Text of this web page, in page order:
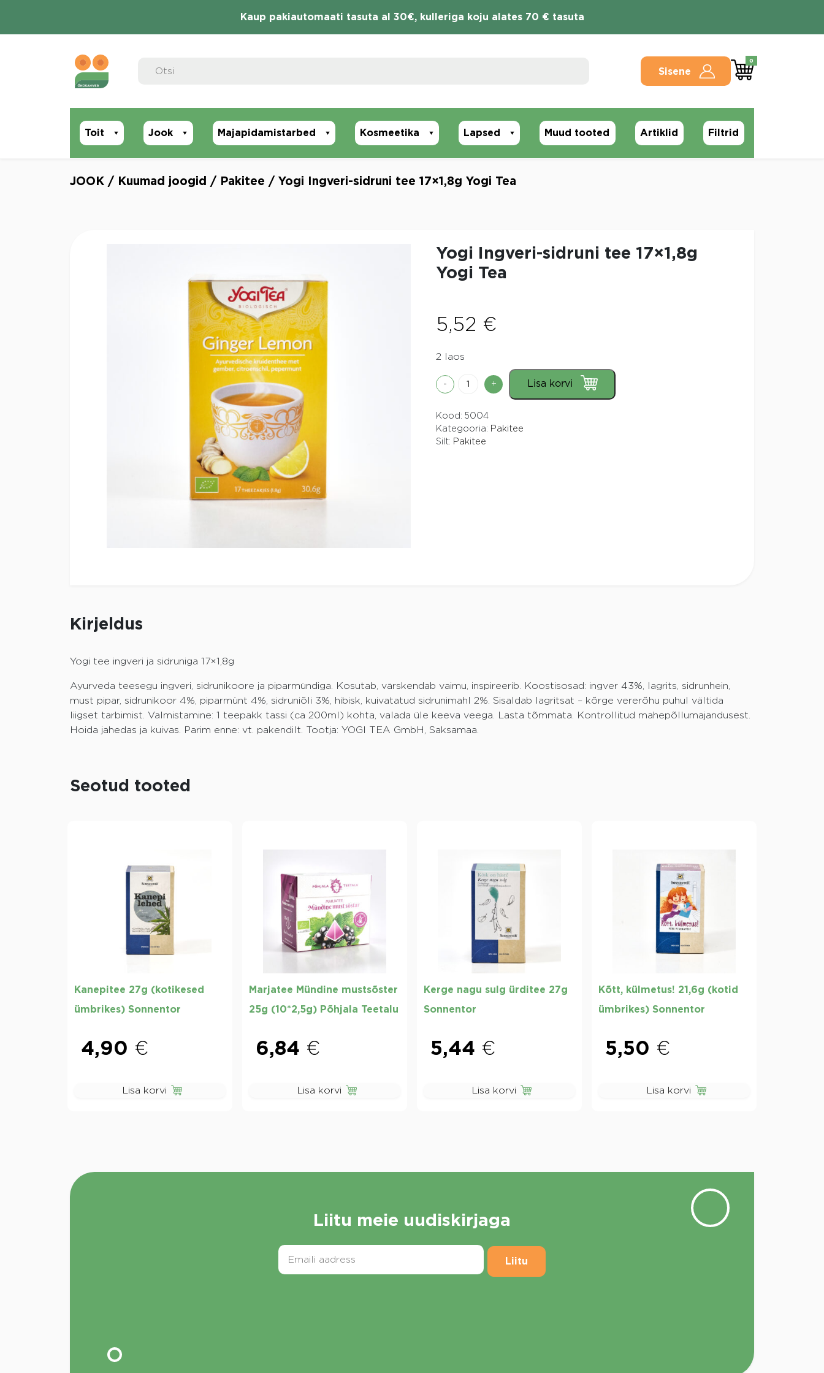
Kaup pakiautomaati tasuta al 30€, kulleriga koju alates 70 € tasuta
Sisene
0
Toit Jook Majapidamistarbed Kosmeetika Lapsed Muud tooted Artiklid Filtrid
JOOK / Kuumad joogid / Pakitee / Yogi Ingveri-sidruni tee 17×1,8g Yogi Tea
Yogi Ingveri-sidruni tee 17×1,8g
Yogi Tea
5,52 €
2 laos
-
Yogi
Ingveri-
tee
17x1,8g
Yogi
+ Lisa korvi
Kood:5004
Kategooria: Pakitee
Silt: Pakitee
Kirjeldus
Yogi tee ingveri ja sidruniga 17×1,8g
Ayurveda teesegu ingveri, sidrunikoore ja piparmündiga. Kosutab, värskendab vaimu, inspireerib. Koostisosad: ingver 43%, lagrits, sidrunhein,
must pipar, sidrunikoor 4%, piparmünt 4%, sidruniõli 3%, hibisk, kuivatatud sidrunimahl 2%. Sisaldab lagritsat – kõrge vererõhu puhul vältida
liigset tarbimist. Valmistamine: 1 teepakk tassi (ca 200ml) kohta, valada üle keeva veega. Lasta tõmmata. Kontrollitud mahepõllumajandusest.
Hoida jahedas ja kuivas. Parim enne: vt. pakendilt. Tootja: YOGI TEA GmbH, Saksamaa.
Seotud tooted
Kanepitee 27g (kotikesed
ümbrikes) Sonnentor
4,90 €
Lisa korvi
Marjatee Mündine mustsõster
25g (10*2,5g) Põhjala Teetalu
6,84 €
Lisa korvi
Kerge nagu sulg ürditee 27g
Sonnentor
5,44 €
Lisa korvi
Kõtt, külmetus! 21,6g (kotid
ümbrikes) Sonnentor
5,50 €
Lisa korvi
Liitu meie uudiskirjaga
Liitu